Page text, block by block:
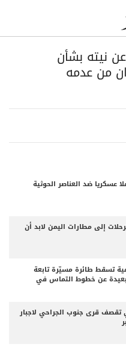
نيته بشأن
من عدمه
عسكريا ضد العناصر الحوثية
إلى مطارات اليمن لابد أن
تسقط طائرة مسيّرة تابعة
عن خطوط التماس في
قرى جنوب الجراحي لاجبار